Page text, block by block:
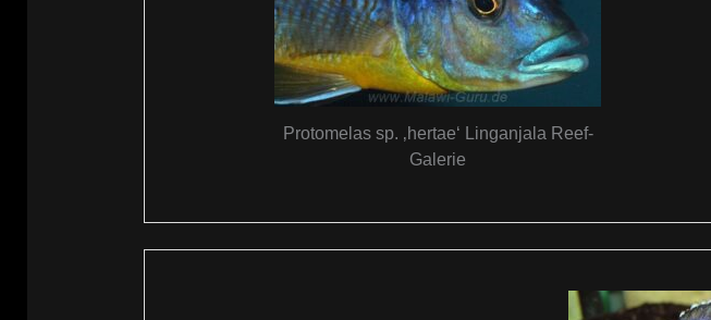
Protomelas sp. ‚hertae‘ Linganjala Reef-
Galerie